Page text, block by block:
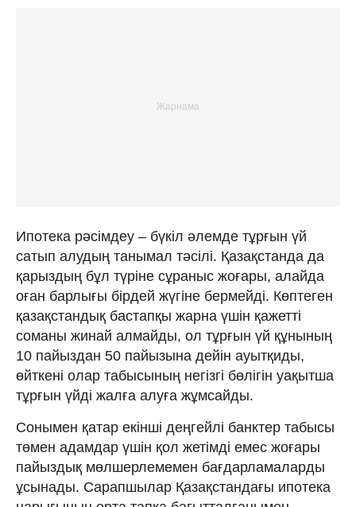
Ипотека рәсімдеу – бүкіл әлемде тұрғын үй
сатып алудың танымал тәсілі. Қазақстанда да
қарыздың бұл түріне сұраныс жоғары, алайда
оған барлығы бірдей жүгіне бермейді. Көптеген
қазақстандық бастапқы жарна үшін қажетті
соманы жинай алмайды, ол тұрғын үй құнының
10 пайыздан 50 пайызына дейін ауытқиды,
өйткені олар табысының негізгі бөлігін уақытша
тұрғын үйді жалға алуға жұмсайды.
Сонымен қатар екінші деңгейлі банктер табысы
төмен адамдар үшін қол жетімді емес жоғары
пайыздық мөлшерлемемен бағдарламаларды
ұсынады. Сарапшылар Қазақстандағы ипотека